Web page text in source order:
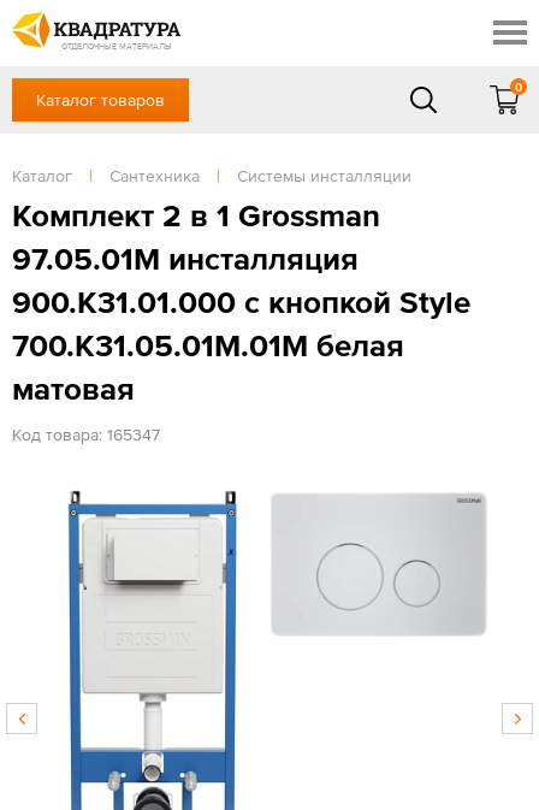
ОТДЕЛОЧНЫЕ МАТЕРИАЛЫ
Профи
Контакты
Доставка и оплата
Выставочный зал
Готовые решения
Отзывы
+7 (861) 217-94-70
Сб, Вс — выходной
ЗАКАЗАТЬ ЗВОНОК
Вход / Регистрация
Каталог товаров
0
Каталог | Сантехника | Системы инсталляции
Комплект 2 в 1 Grossman
97.05.01M инсталляция
900.K31.01.000 с кнопкой Style
700.K31.05.01M.01M белая
матовая
Код товара: 165347